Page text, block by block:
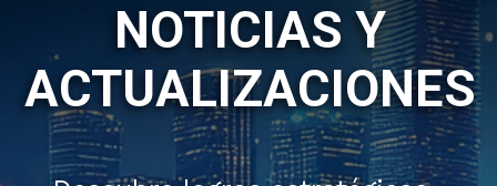
NOTICIAS Y
ACTUALIZACIONES